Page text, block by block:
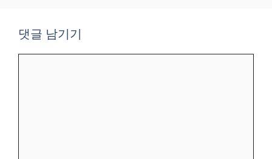
댓글 남기기